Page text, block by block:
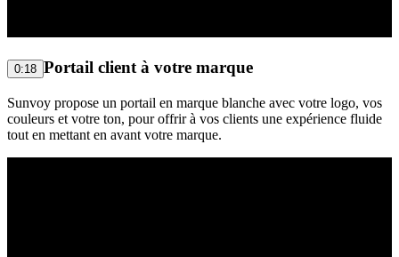
0:18 Portail client à votre marque
Sunvoy propose un portail en marque blanche avec votre logo, vos
couleurs et votre ton, pour offrir à vos clients une expérience fluide
tout en mettant en avant votre marque.